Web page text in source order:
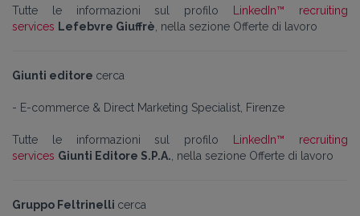
Tutte le informazioni sul profilo
LinkedIn™ recruiting
services Lefebvre Giuffrè , nella sezione Offerte di lavoro
Giunti editore cerca
- E-commerce & Direct Marketing Specialist, Firenze
Tutte le informazioni sul profilo
LinkedIn™ recruiting
services Giunti Editore S.P.A. , nella sezione Offerte di lavoro
Gruppo Feltrinelli cerca